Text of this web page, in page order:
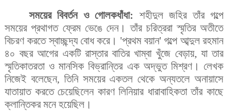
সময়ের বিবর্তন ও গোলকধাঁধা: শহীদুল জহির তাঁর গল্পে
সময়ের প্রথাগত ফ্রেম ভেঙে দেন। তাঁর চরিত্ররা স্মৃতির অতীতে
বিচরণ করতে স্বাচ্ছন্দ্য বোধ করে। 'প্রথম বয়ান' গল্পে আব্দুল রহমান
৪০ বছর আগের একটি রাস্তার বাতির খাম্বা খুঁজে বেড়ায়, যা তার
স্মৃতিকাতরতা ও মানসিক বিভ্রান্তির এক অদ্ভুত মিশ্রণ। লেখক
নিজেই বলেছেন, তিনি সময়ের একতল থেকে অন্যতলে অনায়াসে
যাতায়াত করতে চেয়েছিলেন কারণ লিনিয়ার ধারাবাহিকতা তাঁর কাছে
ক্লান্তিকর মনে হয়েছিল।